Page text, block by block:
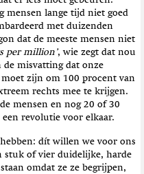
mensen lange tijd niet goed
met duizenden
dat de meeste mensen niet
per million’, wie zegt dat nou
de misvatting dat onze
moet zijn om 100 procent van
rechts mee te krijgen.
mensen en nog 20 of 30
revolutie voor elkaar.
dít willen we voor ons
stuk of vier duidelijke, harde
omdat ze ze begrijpen,